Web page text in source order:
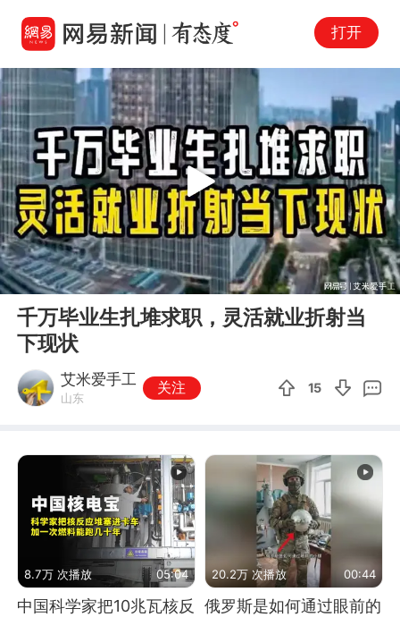
打开
00:00 08:34
Play
千万毕业生扎堆求职，灵活就业折射当
下现状
艾米爱手工
山东
关注 15
8.7万 次播放 05:04
中国科学家把10兆瓦核反
20.2万 次播放 00:44
俄罗斯是如何通过眼前的